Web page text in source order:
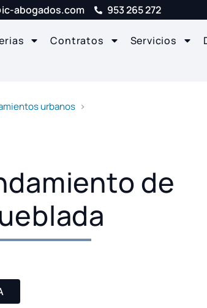
abogados.com 953 265 272
Contratos Servicios
urbanos
de